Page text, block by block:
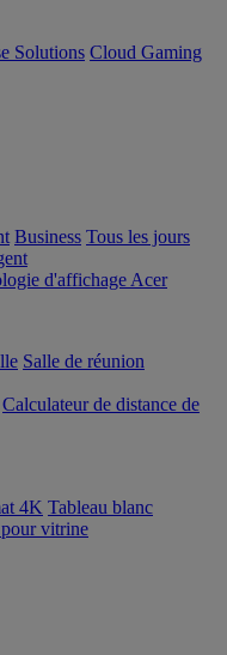
Solutions Cloud Gaming
Business Tous les jours
d'affichage Acer
Salle de réunion
Calculateur de distance de
4K Tableau blanc
vitrine